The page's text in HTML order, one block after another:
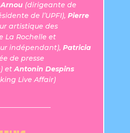
(dirigeante de
de l’UPFI), Pierre
artistique des
La Rochelle et
indépendant), Patricia
de presse
etAntonin Despins
Live Affair)